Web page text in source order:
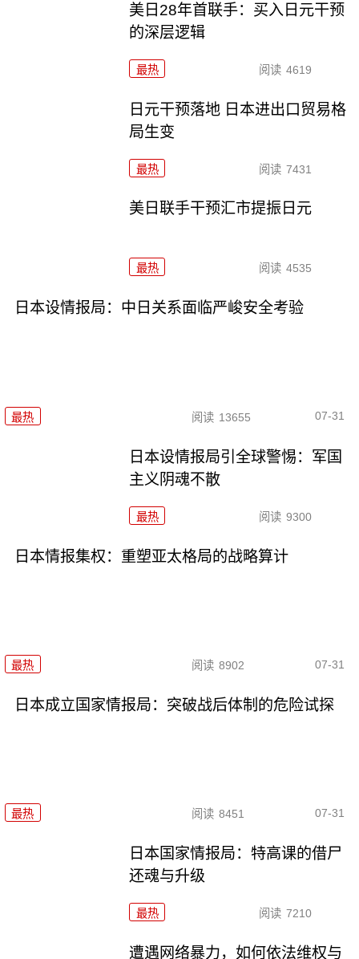
美日28年首联手：买入日元干预
的深层逻辑
最热 阅读 4619
日元干预落地 日本进出口贸易格
局生变
最热 阅读 7431
美日联手干预汇市提振日元
最热 阅读 4535
日本设情报局：中日关系面临严峻安全考验
最热 阅读 13655 07-31
日本设情报局引全球警惕：军国
主义阴魂不散
最热 阅读 9300
日本情报集权：重塑亚太格局的战略算计
最热 阅读 8902 07-31
日本成立国家情报局：突破战后体制的危险试探
最热 阅读 8451 07-31
日本国家情报局：特高课的借尸
还魂与升级
最热 阅读 7210
遭遇网络暴力，如何依法维权与